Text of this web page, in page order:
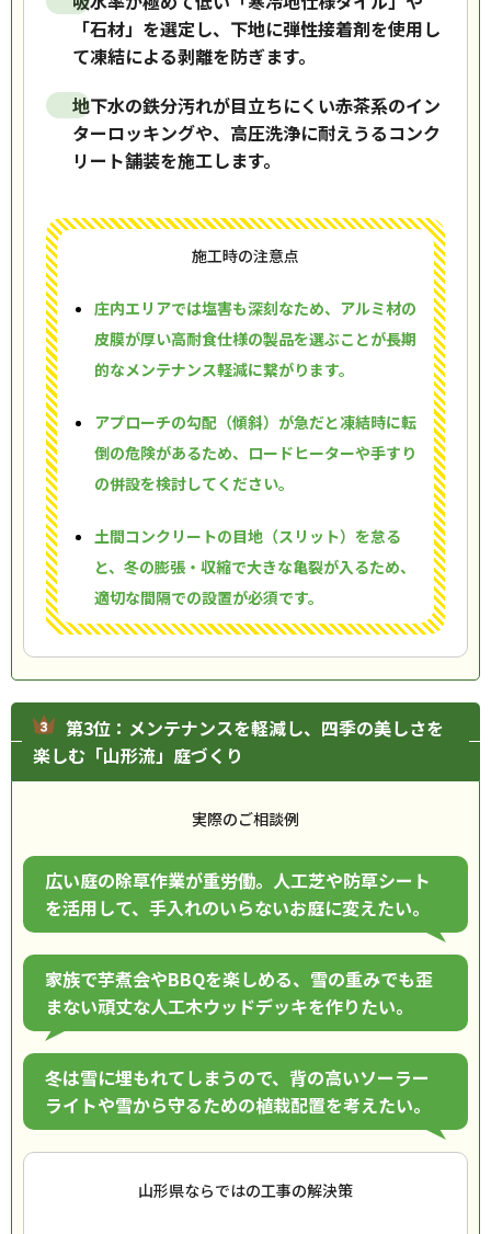
「石材」を選定し、下地に弾性接着剤を使用し
て凍結による剥離を防ぎます。
地下水の鉄分汚れが目立ちにくい赤茶系のイン
ターロッキングや、高圧洗浄に耐えうるコンク
リート舗装を施工します。
施工時の注意点
庄内エリアでは塩害も深刻なため、アルミ材の
皮膜が厚い高耐食仕様の製品を選ぶことが長期
的なメンテナンス軽減に繋がります。
アプローチの勾配（傾斜）が急だと凍結時に転
倒の危険があるため、ロードヒーターや手すり
の併設を検討してください。
土間コンクリートの目地（スリット）を怠る
と、冬の膨張・収縮で大きな亀裂が入るため、
適切な間隔での設置が必須です。
第3位：メンテナンスを軽減し、四季の美しさを
楽しむ「山形流」庭づくり
実際のご相談例
広い庭の除草作業が重労働。人工芝や防草シート
を活用して、手入れのいらないお庭に変えたい。
家族で芋煮会やBBQを楽しめる、雪の重みでも歪
まない頑丈な人工木ウッドデッキを作りたい。
冬は雪に埋もれてしまうので、背の高いソーラー
ライトや雪から守るための植栽配置を考えたい。
山形県ならではの工事の解決策